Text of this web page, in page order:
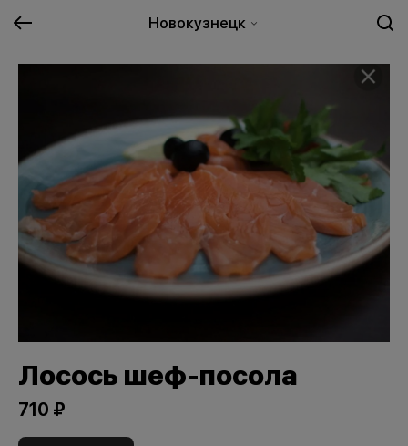
Новокузнецк
Лосось шеф-посола
710 ₽